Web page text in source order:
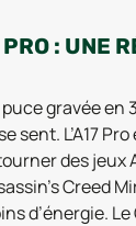
: UNE
puce gravée
sent. L’A17
des jeux
Creed
d’énergie. Le